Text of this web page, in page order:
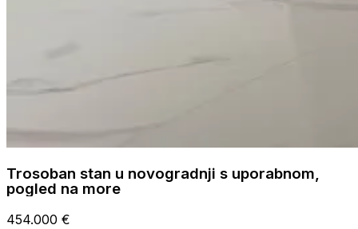
Trosoban stan u novogradnji s uporabnom,
pogled na more
454.000 €